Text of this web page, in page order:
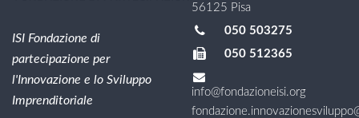
ISI Fondazione di
partecipazione per
l'Innovazione e lo Sviluppo
Imprenditoriale
56125 Pisa
050 503275
050 512365
info@fondazioneisi.org